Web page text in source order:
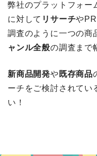
弊社のプラットフォー
に対して リサーチや
調査のように一つの商
ャンル全般の調査まで
新商品開発や 既存商品
ーチをご検討されてい
い！